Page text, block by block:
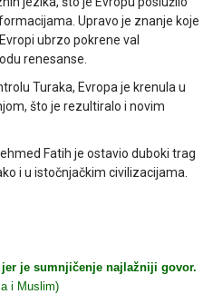
Upravo je znanje koje
ubrzo pokrene val
renesanse.
Turaka, Evropa je krenula u
što je rezultiralo i novim
Fatih je ostavio duboki trag
i u istočnjačkim civilizacijama.
je sumnjičenje najlažniji govor.
i Muslim)